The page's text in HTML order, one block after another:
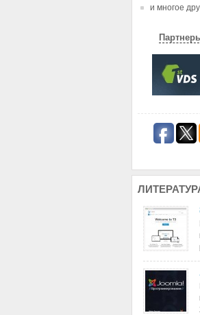
и многое
СКАЧАТЬ